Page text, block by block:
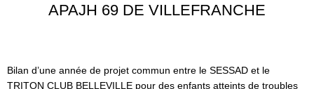
APAJH 69 DE VILLEFRANCHE
Bilan d’une année de projet commun entre le SESSAD et le
TRITON CLUB BELLEVILLE pour des enfants atteints de troubles